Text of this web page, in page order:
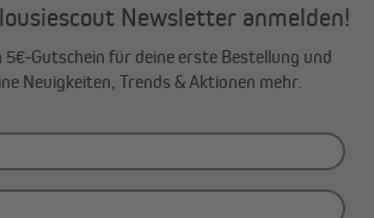
Newsletter anmelden!
5€-Gutschein für deine erste Bestellung und
Neuigkeiten, Trends & Aktionen mehr.